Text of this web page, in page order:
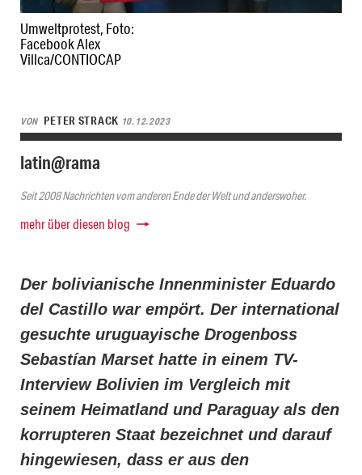
Umweltprotest, Foto:
Facebook Alex
Villca/CONTIOCAP
VON PETER STRACK 10.12.2023
latin@rama
Seit 2008 Nachrichten vom anderen Ende der Welt und anderswoher.
mehr über diesen blog
Der bolivianische Innenminister Eduardo
del Castillo war empört. Der international
gesuchte uruguayische Drogenboss
Sebastían Marset hatte in einem TV-
Interview Bolivien im Vergleich mit
seinem Heimatland und Paraguay als den
korrupteren Staat bezeichnet und darauf
hingewiesen, dass er aus den